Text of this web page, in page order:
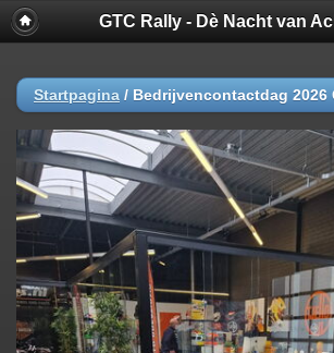
GTC Rally - Dè Nacht van
Startpagina / Bedrijvencontactdag 2026